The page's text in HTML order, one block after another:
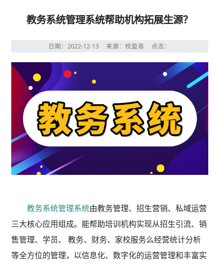
教务系统管理系统帮助机构拓展生源？
日期：2022-12-13 来源：校盈易 点击：
教务系统管理系统由教务管理、招生营销、私域运营
三大核心应用组成。能帮助培训机构实现从招生引流、销
售管理、学员、 教务、财务、家校服务么经营统计分析
等全方位的管理，以信息化、数字化的运营管理和丰富实